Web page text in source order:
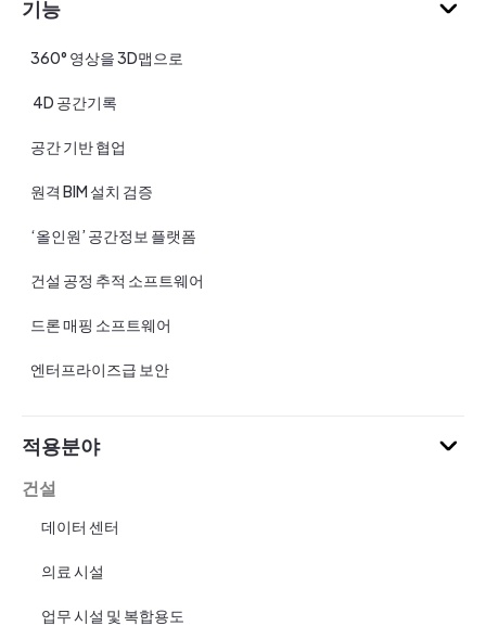
기능
360° 영상을 3D맵으로
4D 공간기록
공간 기반 협업
원격 BIM 설치 검증
‘올인원’ 공간정보 플랫폼
건설 공정 추적 소프트웨어
드론 매핑 소프트웨어
엔터프라이즈급 보안
적용분야
건설
데이터 센터
의료 시설
업무 시설 및 복합용도